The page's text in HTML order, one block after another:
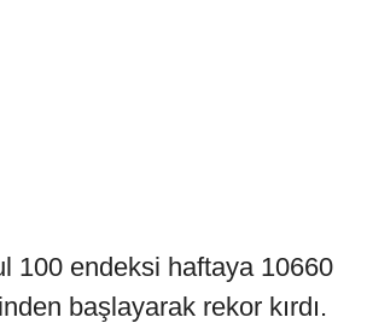
100 endeksi haftaya 10660
başlayarak rekor kırdı.